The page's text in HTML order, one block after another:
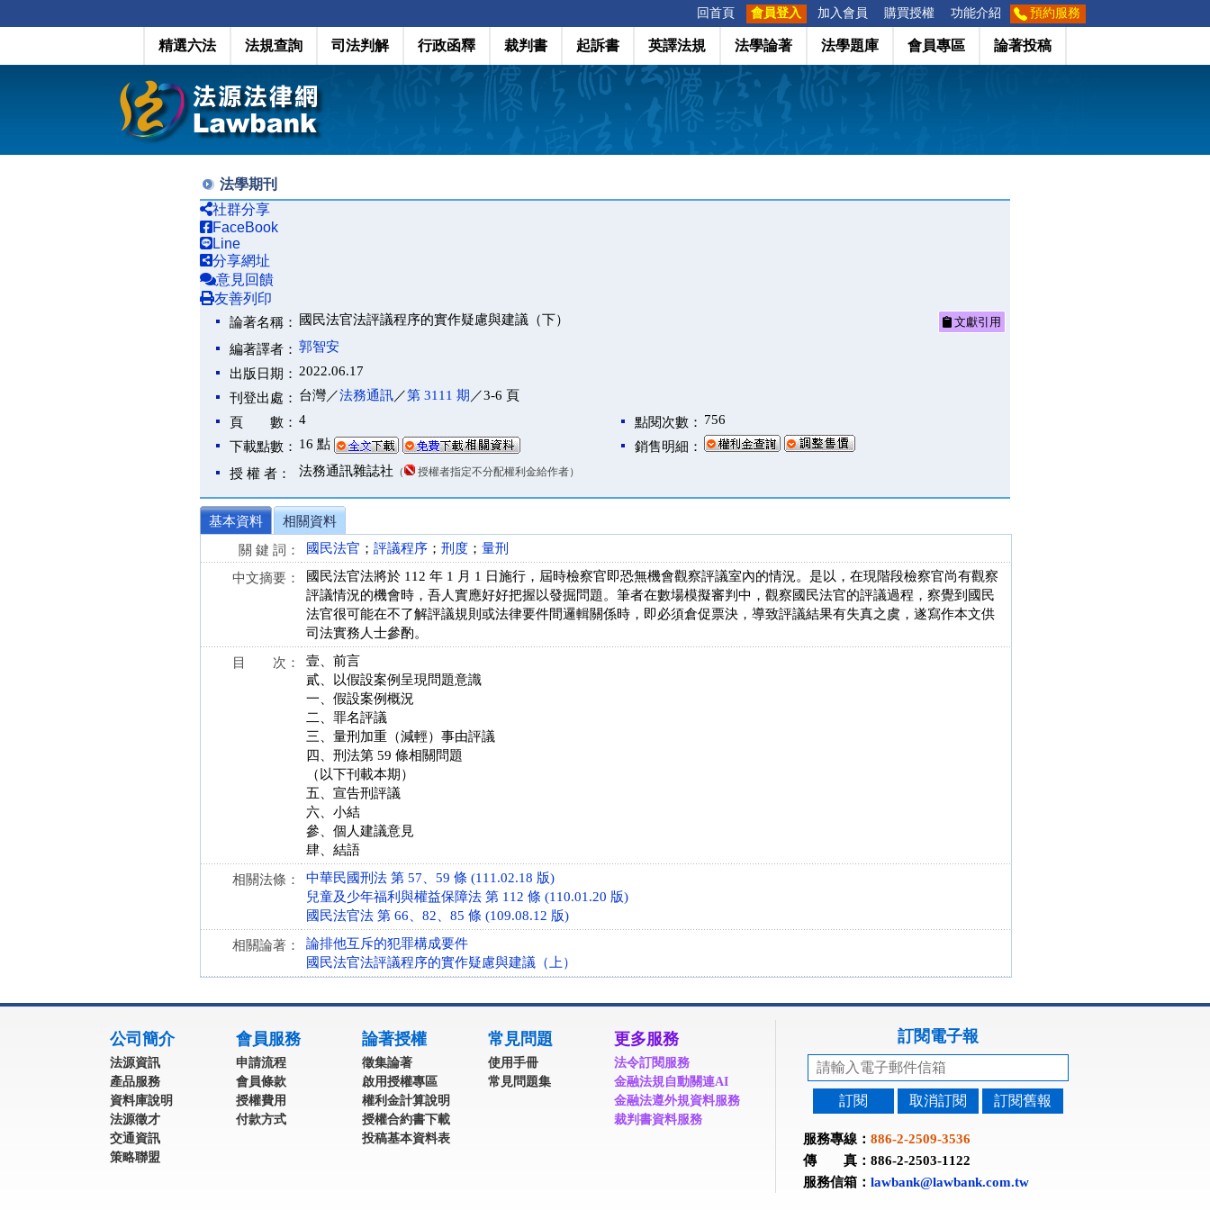
回首頁 會員登入 加入會員 購買授權 功能介紹 預約服務
精選六法 法規查詢 司法判解 行政函釋 裁判書 起訴書 英譯法規 法學論著 法學題庫 會員專區 論著投稿
法學期刊
社群分享
FaceBook
Line
分享網址
意見回饋
友善列印
論著名稱： 國民法官法評議程序的實作疑慮與建議（下） 文獻引用
編著譯者： 郭智安
出版日期： 2022.06.17
刊登出處： 台灣／法務通訊／第 3111 期 ／3-6 頁
頁 數： 4 點閱次數： 756
下載點數： 16 點
銷售明細：
授 權 者：
法務通訊雜誌社 （ 授權者指定不分配權利金給作者）
基本資料
相關資料
關 鍵 詞：
國民法官 ； 評議程序 ； 刑度 ； 量刑
中文摘要：
國民法官法將於 112 年 1 月 1 日施行，屆時檢察官即恐無機會觀察評議室內的情況。是以，在現階段檢察官尚有觀察
評議情況的機會時，吾人實應好好把握以發掘問題。筆者在數場模擬審判中，觀察國民法官的評議過程，察覺到國民
法官很可能在不了解評議規則或法律要件間邏輯關係時，即必須倉促票決，導致評議結果有失真之虞，遂寫作本文供
司法實務人士參酌。
目 次：
壹、前言
貳、以假設案例呈現問題意識
一、假設案例概況
二、罪名評議
三、量刑加重（減輕）事由評議
四、刑法第 59 條相關問題
（以下刊載本期）
五、宣告刑評議
六、小結
參、個人建議意見
肆、結語
相關法條：
中華民國刑法 第 57、59 條 (111.02.18 版)
兒童及少年福利與權益保障法 第 112 條 (110.01.20 版)
國民法官法 第 66、82、85 條 (109.08.12 版)
相關論著：
論排他互斥的犯罪構成要件
國民法官法評議程序的實作疑慮與建議（上）
公司簡介
法源資訊
產品服務
資料庫說明
法源徵才
交通資訊
策略聯盟
會員服務
申請流程
會員條款
授權費用
付款方式
論著授權
徵集論著
啟用授權專區
權利金計算說明
授權合約書下載
投稿基本資料表
常見問題
使用手冊
常見問題集
更多服務
法令訂閱服務
金融法規自動關連AI
金融法遵外規資料服務
裁判書資料服務
訂閱電子報
訂閱 取消訂閱 訂閱舊報
服務專線： 886-2-2509-3536
傳 真：886-2-2503-1122
服務信箱： lawbank@lawbank.com.tw